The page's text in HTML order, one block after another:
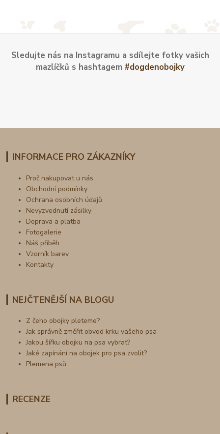
Sledujte nás na Instagramu a sdílejte fotky vašich
mazlíčků s hashtagem #dogdenobojky
INFORMACE PRO ZÁKAZNÍKY
Proč nakupovat u nás
Obchodní podmínky
Ochrana osobních údajů
Nevyzvednutí zásilky
Doprava a platba
Fotogalerie
Náš příběh
Vzorník barev
Kontakty
NEJČTENĚJŠÍ NA BLOGU
Z čeho obojky pleteme?
Jak správně změřit obvod krku vašeho psa
Jakou šířku obojku na psa vybrat?
Jaké zapínání na obojek pro psa zvolit?
Plemena psů
RECENZE